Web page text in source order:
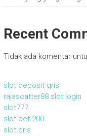
Recent
Tidak ada komentar
slot deposit qris
rajascatter88 slot login
slot777
slot bet 200
slot qris